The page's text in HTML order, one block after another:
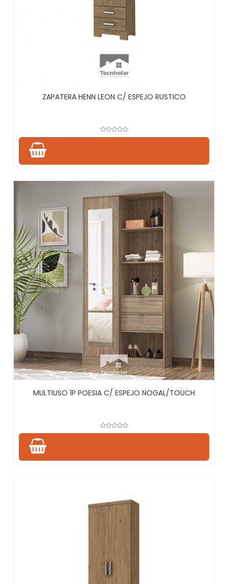
ZAPATERA HENN LEON C/ ESPEJO RUSTICO
MULTIUSO 1P POESIA C/ ESPEJO NOGAL/TOUCH